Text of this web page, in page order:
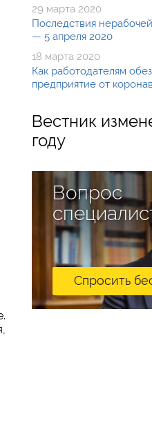
29 марта 2020
Последствия
— 5 апреля 2020
18 марта 2020
Как работодателям
предприятие от
Вестник
году
Вопрос
Спросить